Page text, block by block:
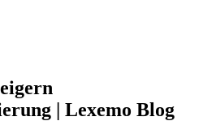
| Lexemo Blog